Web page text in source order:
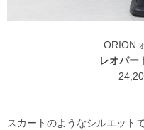
ORION
レオパー
スカートのようなシルエット